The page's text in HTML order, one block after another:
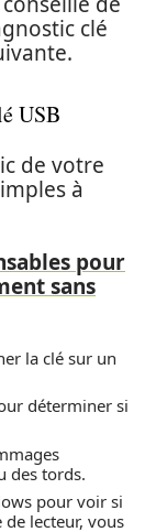
clé
USB
de votre
à
pour
sans
la clé sur un
déterminer si
des tords.
pour voir si
de lecteur, vous